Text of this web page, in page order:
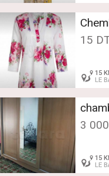
15
15
LE
3
15
LE